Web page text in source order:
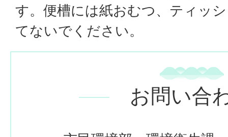
す。便槽には紙おむつ、ティッ
てないでください。
お問い合